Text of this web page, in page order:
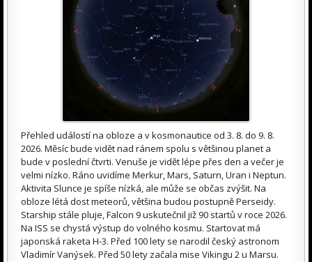
Přehled událostí na obloze a v kosmonautice od 3. 8. do 9. 8.
2026. Měsíc bude vidět nad ránem spolu s většinou planet a
bude v poslední čtvrti. Venuše je vidět lépe přes den a večer je
velmi nízko. Ráno uvidíme Merkur, Mars, Saturn, Uran i Neptun.
Aktivita Slunce je spíše nízká, ale může se občas zvýšit. Na
obloze létá dost meteorů, většina budou postupně Perseidy.
Starship stále pluje, Falcon 9 uskutečnil již 90 startů v roce 2026.
Na ISS se chystá výstup do volného kosmu. Startovat má
japonská raketa H-3. Před 100 lety se narodil český astronom
Vladimír Vanýsek. Před 50 lety začala mise Vikingu 2 u Marsu.